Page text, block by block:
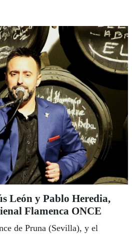
Rodríguez, 1,1 millones en
Manuel Campos otro millón
León y Pablo Heredia,
Flamenca ONCE
de Pruna (Sevilla), y el